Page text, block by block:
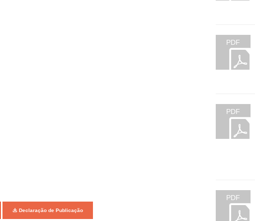
Declaração de Publicação
PDF
PDF
PDF